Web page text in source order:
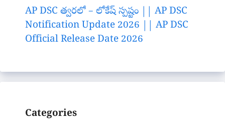
AP DSC త్వరలో – లోకేష్ స్పష్టం || AP DSC
Notification Update 2026 || AP DSC
Official Release Date 2026
Categories